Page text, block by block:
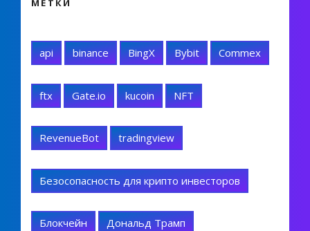
МЕТКИ
api binance BingX Bybit Commex
ftx Gate.io kucoin NFT
RevenueBot tradingview
Безосопасность для крипто инвесторов
Блокчейн Дональд Трамп